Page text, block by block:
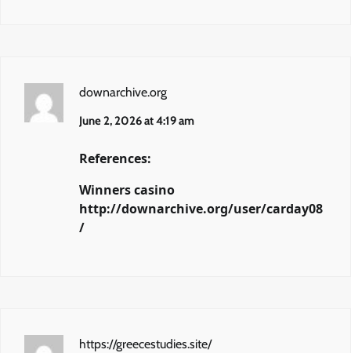
downarchive.org
June 2, 2026 at 4:19 am
References:
Winners casino
http://downarchive.org/user/carday08
/
https://greecestudies.site/